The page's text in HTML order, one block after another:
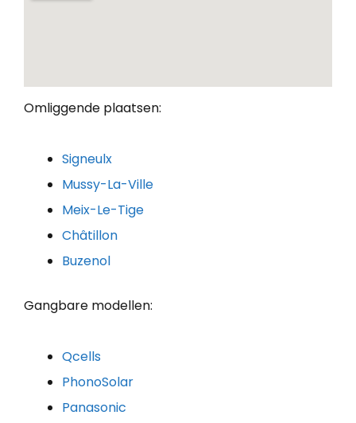
Omliggende plaatsen:
Signeulx
Mussy-La-Ville
Meix-Le-Tige
Châtillon
Buzenol
Gangbare modellen:
Qcells
PhonoSolar
Panasonic